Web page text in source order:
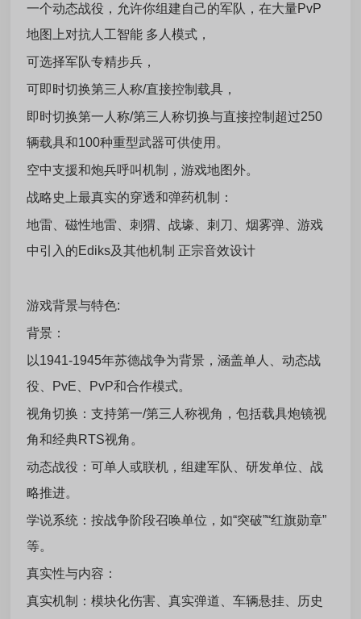
一个动态战役，允许你组建自己的军队，在大量PvP
地图上对抗人工智能 多人模式，
可选择军队专精步兵，
可即时切换第三人称/直接控制载具，
即时切换第一人称/第三人称切换与直接控制超过250
辆载具和100种重型武器可供使用。
空中支援和炮兵呼叫机制，游戏地图外。
战略史上最真实的穿透和弹药机制：
地雷、磁性地雷、刺猬、战壕、刺刀、烟雾弹、游戏
中引入的Ediks及其他机制 正宗音效设计
游戏背景与特色:
背景：
以1941-1945年苏德战争为背景，涵盖单人、动态战
役、PvE、PvP和合作模式。
视角切换：支持第一/第三人称视角，包括载具炮镜视
角和经典RTS视角。
动态战役：可单人或联机，组建军队、研发单位、战
略推进。
学说系统：按战争阶段召唤单位，如“突破”“红旗勋章”
等。
真实性与内容：
真实机制：模块化伤害、真实弹道、车辆悬挂、历史